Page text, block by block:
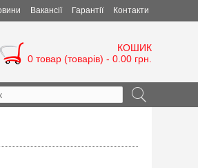
Вакансії Гарантії Контакти
КОШИК
0 товар (товарів) - 0.00 грн.